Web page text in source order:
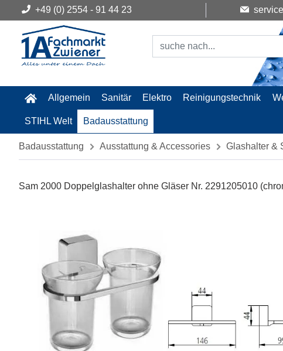
+49 (0) 2554 - 91 44 23
Allgemein Sanitär Elektro Reinigungstechnik
STIHL Welt Badausstattung
Badausstattung Ausstattung & Accessories Glashalter &
Sam 2000 Doppelglashalter ohne Gläser Nr. 2291205010